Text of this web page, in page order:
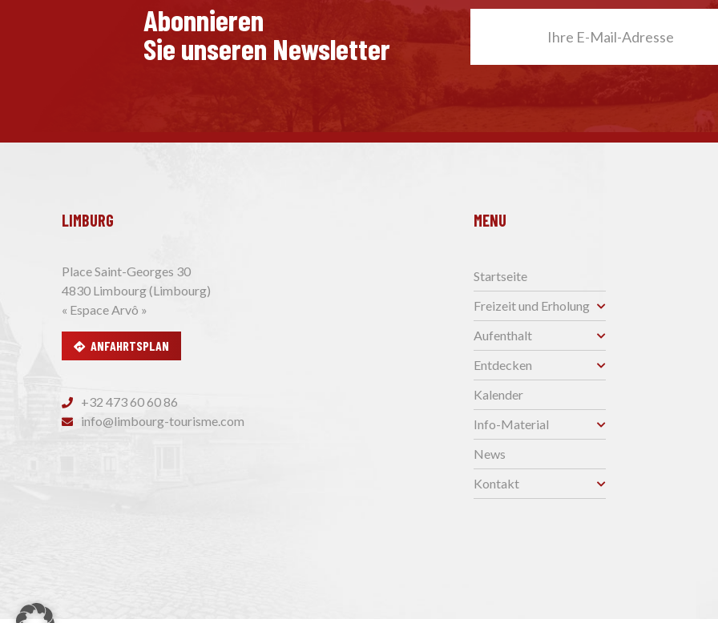
Abonnieren
Sie unseren Newsletter
LIMBURG
Place Saint-Georges 30
4830 Limbourg (Limbourg)
« Espace Arvô »
ANFAHRTSPLAN
+32 473 60 60 86
info@limbourg-tourisme.com
MENU
Startseite
Freizeit und Erholung
Aufenthalt
Entdecken
Kalender
Info-Material
News
Kontakt